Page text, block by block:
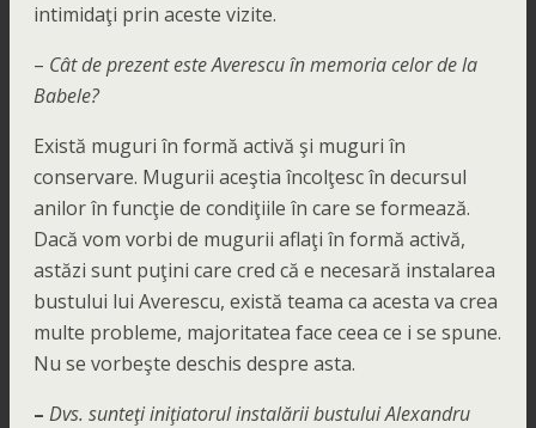
intimidaţi prin aceste vizite.
– Cât de prezent este Averescu în memoria celor de la
Babele?
Există muguri în formă activă şi muguri în
conservare. Mugurii aceştia încolţesc în decursul
anilor în funcţie de condiţiile în care se formează.
Dacă vom vorbi de mugurii aflaţi în formă activă,
astăzi sunt puţini care cred că e necesară instalarea
bustului lui Averescu, există teama ca acesta va crea
multe probleme, majoritatea face ceea ce i se spune.
Nu se vorbeşte deschis despre asta.
– Dvs. sunteţi iniţiatorul instalării bustului Alexandru